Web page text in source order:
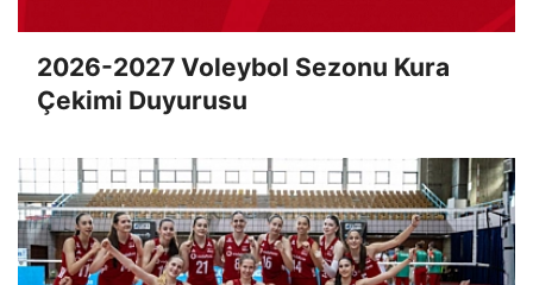
2026-2027 Voleybol Sezonu Kura
Çekimi Duyurusu